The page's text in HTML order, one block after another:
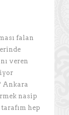
falan
veren
Ankara
nasip
hep